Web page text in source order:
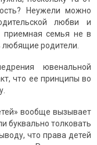
Неужели можно
любви и
семья не в
любящие родители.
ювенальной
что ее принципы во
вообще вызывает
буквально толковать
что права детей